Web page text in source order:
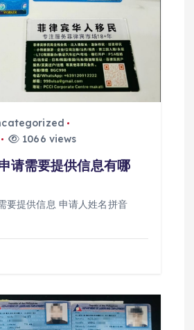
1066 views
请需要提供信息有哪
要提供信息 申请人姓名拼音